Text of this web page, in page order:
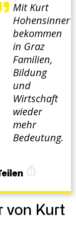
Mit Kurt
Hohensinner
bekommen
in Graz
Familien,
Bildung
und
Wirtschaft
wieder
mehr
Bedeutung.
von Kurt